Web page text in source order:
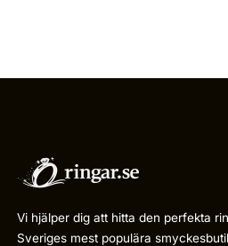
Vi hjälper dig att hitta den perfekta
Sveriges mest populära